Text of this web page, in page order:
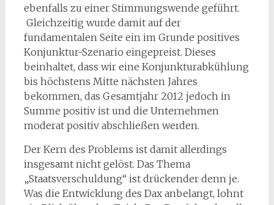
ebenfalls zu einer Stimmungswende geführt.
Gleichzeitig wurde damit auf der
fundamentalen Seite ein im Grunde positives
Konjunktur-Szenario eingepreist. Dieses
beinhaltet, dass wir eine Konjunkturabkühlung
bis höchstens Mitte nächsten Jahres
bekommen, das Gesamtjahr 2012 jedoch in
Summe positiv ist und die Unternehmen
moderat positiv abschließen werden.
Der Kern des Problems ist damit allerdings
insgesamt nicht gelöst. Das Thema
„Staatsverschuldung“ ist drückender denn je.
Was die Entwicklung des Dax anbelangt, lohnt